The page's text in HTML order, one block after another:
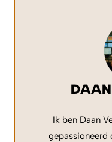
Ik ben Daan
gepassioneerd